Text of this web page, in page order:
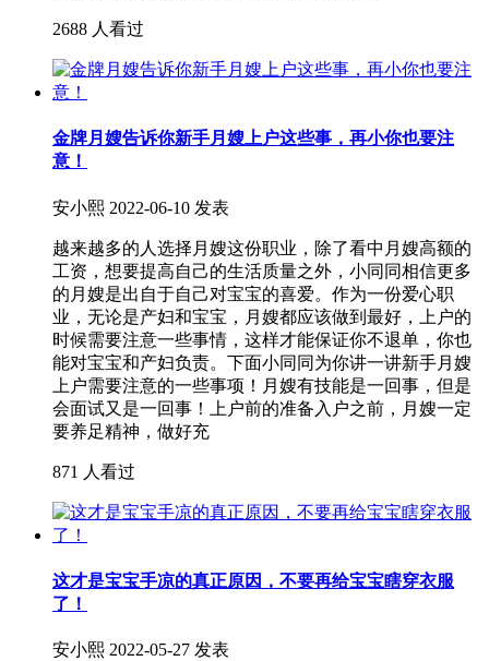
2688 人看过
金牌月嫂告诉你新手月嫂上户这些事，再小你也要注
意！
安小熙 2022-06-10 发表
越来越多的人选择月嫂这份职业，除了看中月嫂高额的
工资，想要提高自己的生活质量之外，小同同相信更多
的月嫂是出自于自己对宝宝的喜爱。作为一份爱心职
业，无论是产妇和宝宝，月嫂都应该做到最好，上户的
时候需要注意一些事情，这样才能保证你不退单，你也
能对宝宝和产妇负责。下面小同同为你讲一讲新手月嫂
上户需要注意的一些事项！月嫂有技能是一回事，但是
会面试又是一回事！上户前的准备入户之前，月嫂一定
要养足精神，做好充
871 人看过
这才是宝宝手凉的真正原因，不要再给宝宝瞎穿衣服
了！
安小熙 2022-05-27 发表